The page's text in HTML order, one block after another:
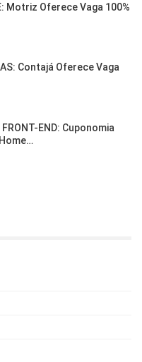
Motriz Oferece Vaga 100%
Contajá Oferece Vaga
FRONT-END: Cuponomia